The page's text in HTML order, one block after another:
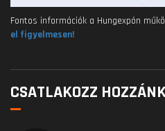
Fontos információk a Hungexpón
el figyelmesen!
CSATLAKOZZ